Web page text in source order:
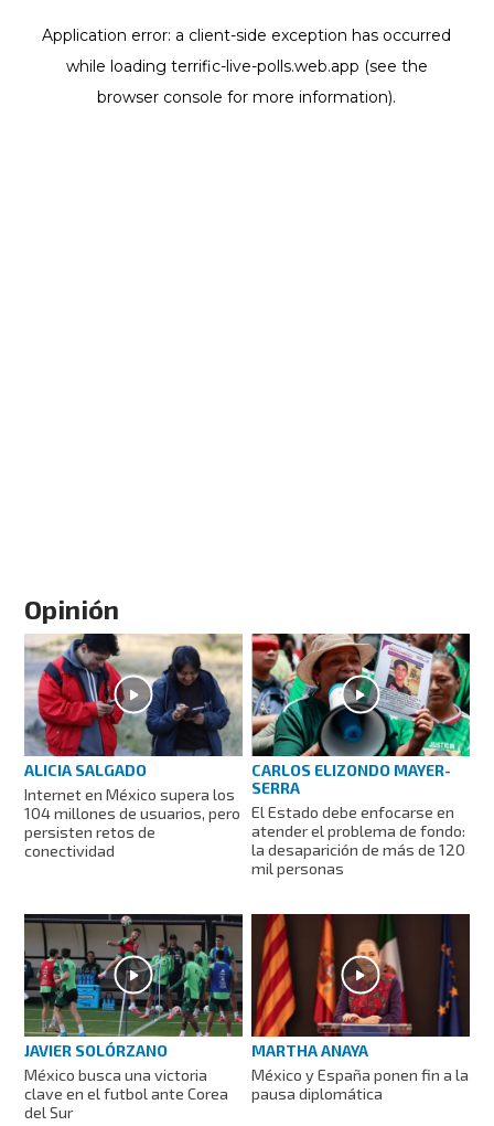
Opinión
ALICIA SALGADO
Internet en México supera los
104 millones de usuarios, pero
persisten retos de
conectividad
CARLOS ELIZONDO MAYER-
SERRA
El Estado debe enfocarse en
atender el problema de fondo:
la desaparición de más de 120
mil personas
JAVIER SOLÓRZANO
México busca una victoria
clave en el futbol ante Corea
del Sur
MARTHA ANAYA
México y España ponen fin a la
pausa diplomática